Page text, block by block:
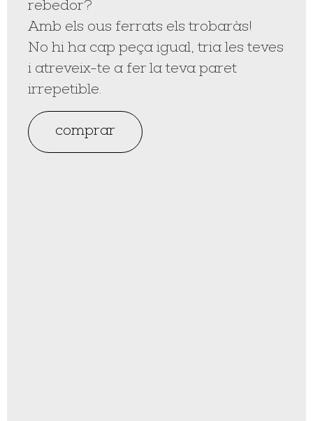
rebedor?
Amb els ous ferrats els trobaràs!
No hi ha cap peça igual, tria les teves
i atreveix-te a fer la teva paret
irrepetible.
comprar